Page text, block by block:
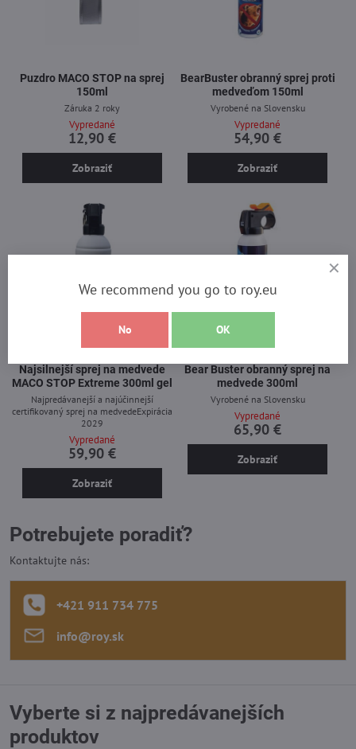
Puzdro MACO STOP na sprej
150ml
Záruka 2 roky
Vypredané
12,90 €
Zobraziť
BearBuster obranný sprej proti
medveďom 150ml
Vyrobené na Slovensku
Vypredané
54,90 €
Zobraziť
Najsilnejší sprej na medvede
MACO STOP Extreme 300ml gel
Najpredávanejší a najúčinnejší
certifikovaný sprej na medvedeExpirácia
2029
Vypredané
59,90 €
Zobraziť
Bear Buster obranný sprej na
medvede 300ml
Vyrobené na Slovensku
Vypredané
65,90 €
Zobraziť
Potrebujete poradiť?
Kontaktujte nás:
+421 911 734 775
info​@roy​.sk
Vyberte si z najpredávanejších
produktov
We recommend you go to roy.eu
No OK